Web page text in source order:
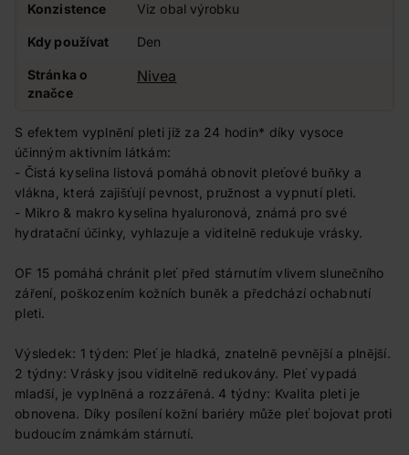
Konzistence Viz obal výrobku
Kdy používat Den
Stránka o
značce
Nivea
S efektem vyplnění pleti již za 24 hodin* díky vysoce
účinným aktivním látkám:
- Čistá kyselina listová pomáhá obnovit pleťové buňky a
vlákna, která zajišťují pevnost, pružnost a vypnutí pleti.
- Mikro & makro kyselina hyaluronová, známá pro své
hydratační účinky, vyhlazuje a viditelně redukuje vrásky.
OF 15 pomáhá chránit pleť před stárnutím vlivem slunečního
záření, poškozením kožních buněk a předchází ochabnutí
pleti.
Výsledek: 1 týden: Pleť je hladká, znatelně pevnější a plnější.
2 týdny: Vrásky jsou viditelně redukovány. Pleť vypadá
mladší, je vyplněná a rozzářená. 4 týdny: Kvalita pleti je
obnovena. Díky posílení kožní bariéry může pleť bojovat proti
budoucím známkám stárnutí.